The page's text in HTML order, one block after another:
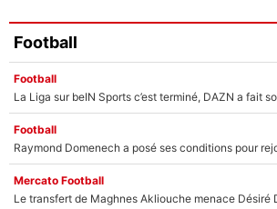
Football
Football
Football
Mercato Football